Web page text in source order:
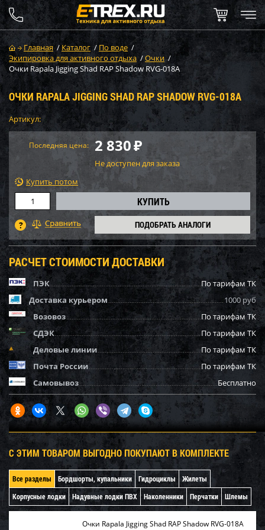
Главная / Каталог / По воде /
Экипировка для активного отдыха /Очки /
Очки Rapala Jigging Shad RAP Shadow RVG-018A
ОЧКИ RAPALA JIGGING SHAD RAP SHADOW RVG-018A
Артикул:
Последняя цена: 2 830₽
Не доступен для заказа
Купить потом
ПОДОБРАТЬ АНАЛОГИ
РАСЧЕТ СТОИМОСТИ ДОСТАВКИ
ПЭК
По тарифам ТК
Доставка курьером
1000 руб
Возовоз
По тарифам ТК
СДЭК
По тарифам ТК
Деловые линии
По тарифам ТК
Почта России
По тарифам ТК
Самовывоз
Бесплатно
С ЭТИМ ТОВАРОМ ВЫГОДНО ПОКУПАЮТ В КОМПЛЕКТЕ
Все разделы Бордшорты, купальники Гидроциклы
Жилеты
Корпусные лодки
Надувные лодки ПВХ Наколенники Перчатки Шлемы
Очки Rapala Jigging Shad RAP Shadow RVG-018A